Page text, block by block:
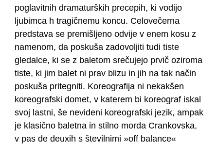
poglavitnih dramaturških precepih, ki vodijo
ljubimca h tragičnemu koncu. Celovečerna
predstava se premišljeno odvije v enem kosu z
namenom, da poskuša zadovoljiti tudi tiste
gledalce, ki se z baletom srečujejo prvič oziroma
tiste, ki jim balet ni prav blizu in jih na tak način
poskuša pritegniti. Koreografija ni nekakšen
koreografski domet, v katerem bi koreograf iskal
svoj lastni, še nevideni koreografski jezik, ampak
je klasično baletna in stilno morda Crankovska,
v pas de deuxih s številnimi »off balance«